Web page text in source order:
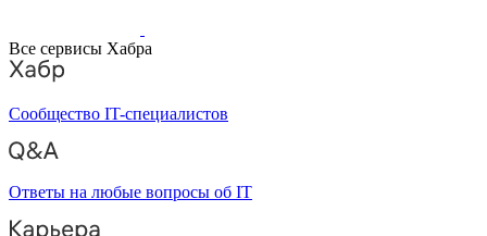
Все сервисы Хабра
Сообщество IT-специалистов
Ответы на любые вопросы об IT